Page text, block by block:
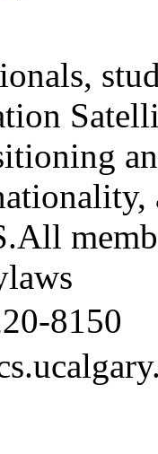
8150